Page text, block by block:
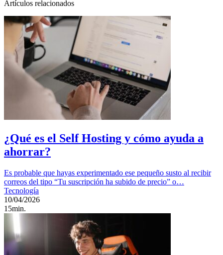
Artículos relacionados
¿Qué es el Self Hosting y cómo ayuda a
ahorrar?
Es probable que hayas experimentado ese pequeño susto al recibir
correos del tipo “Tu suscripción ha subido de precio” o…
Tecnología
10/04/2026
15min.